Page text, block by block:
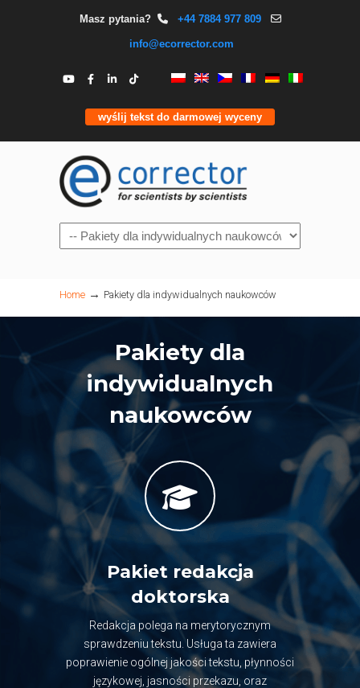
Masz pytania? +44 7884 977 809
info@ecorrector.com
wyślij tekst do darmowej wyceny
Navigation
Home → Pakiety dla indywidualnych naukowców
Pakiety dla
indywidualnych
naukowców
Pakiet redakcja
doktorska
Redakcja polega na merytorycznym
sprawdzeniu tekstu. Usługa ta zawiera
poprawienie ogólnej jakości tekstu, płynności
językowej, jasności przekazu, oraz